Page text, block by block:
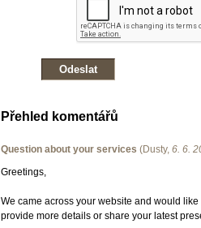
Přehled komentářů
Question about your services (Dusty, 6. 6.
Greetings,
We came across your website and would
provide more details or share your latest